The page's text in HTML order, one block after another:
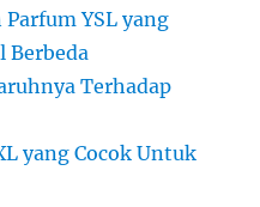
YSL yang
Berbeda
Terhadap
yang Cocok Untuk